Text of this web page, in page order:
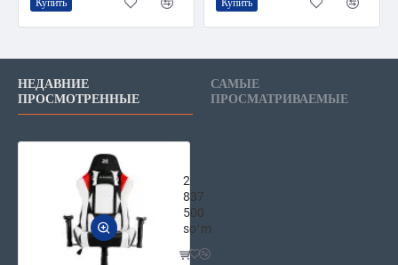
НЕДАВНИЕ
ПРОСМОТРЕННЫЕ
САМЫЕ
ПРОСМАТРИВАЕМЫЕ
2
837
500
soʻm